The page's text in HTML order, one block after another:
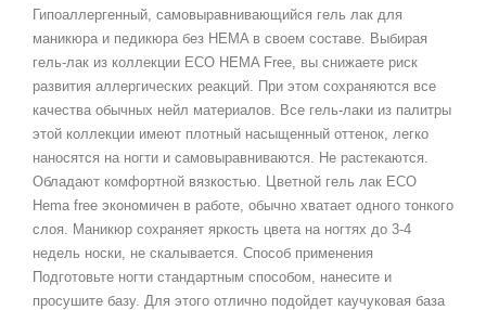
Гипоаллергенный, самовыравнивающийся гель лак для
маникюра и педикюра без HEMA в своем составе. Выбирая
гель-лак из коллекции ECO HEMA Free, вы снижаете риск
развития аллергических реакций. При этом сохраняются все
качества обычных нейл материалов. Все гель-лаки из палитры
этой коллекции имеют плотный насыщенный оттенок, легко
наносятся на ногти и самовыравниваются. Не растекаются.
Обладают комфортной вязкостью. Цветной гель лак ECO
Hema free экономичен в работе, обычно хватает одного тонкого
слоя. Маникюр сохраняет яркость цвета на ногтях до 3-4
недель носки, не скалывается. Способ применения
Подготовьте ногти стандартным способом, нанесите и
просушите базу. Для этого отлично подойдет каучуковая база